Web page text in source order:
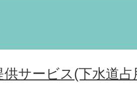
供サービス(下水道占